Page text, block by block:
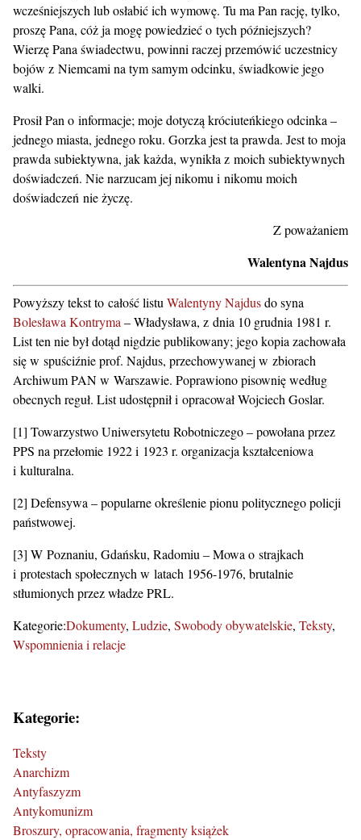
wcześniejszych lub osłabić ich wymowę. Tu ma Pan rację, tylko,
proszę Pana, cóż ja mogę powiedzieć o tych późniejszych?
Wierzę Pana świadectwu, powinni raczej przemówić uczestnicy
bojów z Niemcami na tym samym odcinku, świadkowie jego
walki.
Prosił Pan o informacje; moje dotyczą króciuteńkiego odcinka –
jednego miasta, jednego roku. Gorzka jest ta prawda. Jest to moja
prawda subiektywna, jak każda, wynikła z moich subiektywnych
doświadczeń. Nie narzucam jej nikomu i nikomu moich
doświadczeń nie życzę.
Z poważaniem
Walentyna Najdus
Powyższy tekst to całość listu Walentyny Najdusdo syna
Bolesława Kontryma – Władysława, z dnia 10 grudnia 1981 r.
List ten nie był dotąd nigdzie publikowany; jego kopia zachowała
się w spuściźnie prof. Najdus, przechowywanej w zbiorach
Archiwum PAN w Warszawie. Poprawiono pisownię według
obecnych reguł. List udostępnił i opracował Wojciech Goslar.
[1] Towarzystwo Uniwersytetu Robotniczego – powołana przez
PPS na przełomie 1922 i 1923 r. organizacja kształceniowa
i kulturalna.
[2] Defensywa – popularne określenie pionu politycznego policji
państwowej.
[3] W Poznaniu, Gdańsku, Radomiu – Mowa o strajkach
i protestach społecznych w latach 1956-1976, brutalnie
stłumionych przez władze PRL.
Kategorie:Dokumenty Ludzie Swobody obywatelskie Teksty
Wspomnienia i relacje
Kategorie:
Teksty
Anarchizm
Antyfaszyzm
Antykomunizm
Broszury, opracowania, fragmenty książek